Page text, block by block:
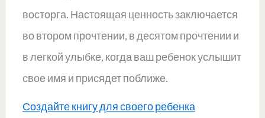
восторга. Настоящая ценность заключается
во втором прочтении, в десятом прочтении и
в легкой улыбке, когда ваш ребенок услышит
свое имя и присядет поближе.
Создайте книгу для своего ребенка